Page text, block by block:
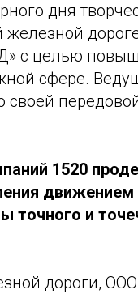
дня
железной
с целью
сфере.
своей
1520
точного и
дороги, ООО